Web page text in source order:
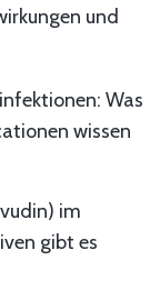
und
Was
wissen
im
gibt es